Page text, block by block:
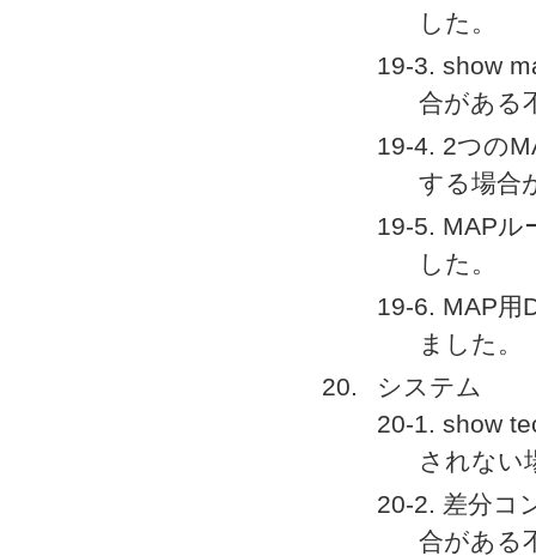
した。
19-3. show
合がある
19-4. 2つの
する場合
19-5. MAPル
した。
19-6. MAP用
ました。
システム
20-1. show
されない
20-2. 差分コ
合がある